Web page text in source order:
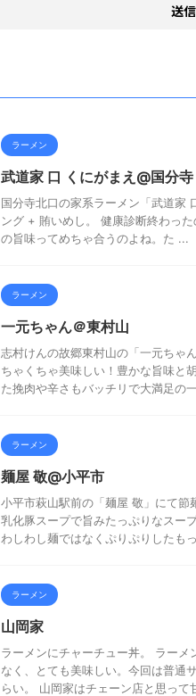
ラーメン
武道家 口 くにがまえ@国分寺
国分寺北口の家系ラーメン「武道家
ング + 賄いめし。 健康診断終わっ
の旨味ってめちゃ合うのよね。た ...
ラーメン
一元ちゃん＠東村山
志村けんの故郷東村山の「一元ちゃ
ちゃくちゃ美味しい！豊かな旨味と
た挽肉や辛さもバッチリで大満足の
ラーメン
麺屋 敬@小平市
小平市萩山駅前の「麺屋 敬」にて
乳化豚スープで旨みたっぷりなスー
わしわし麺ではなくぷりぷりしたも
ラーメン
山岡家
ラーメンにチャーチュー丼。 ラーメ
なく、とても美味しい。今回は普通
らい。 山岡家はチェーン店と思って